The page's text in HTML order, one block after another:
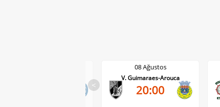
<
08 Ağustos
Maritimo-Casa Pia
0-0
30'